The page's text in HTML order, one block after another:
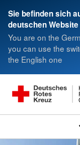
Sie befinden sich
deutschen Website
You are on the
you can use the
the English one